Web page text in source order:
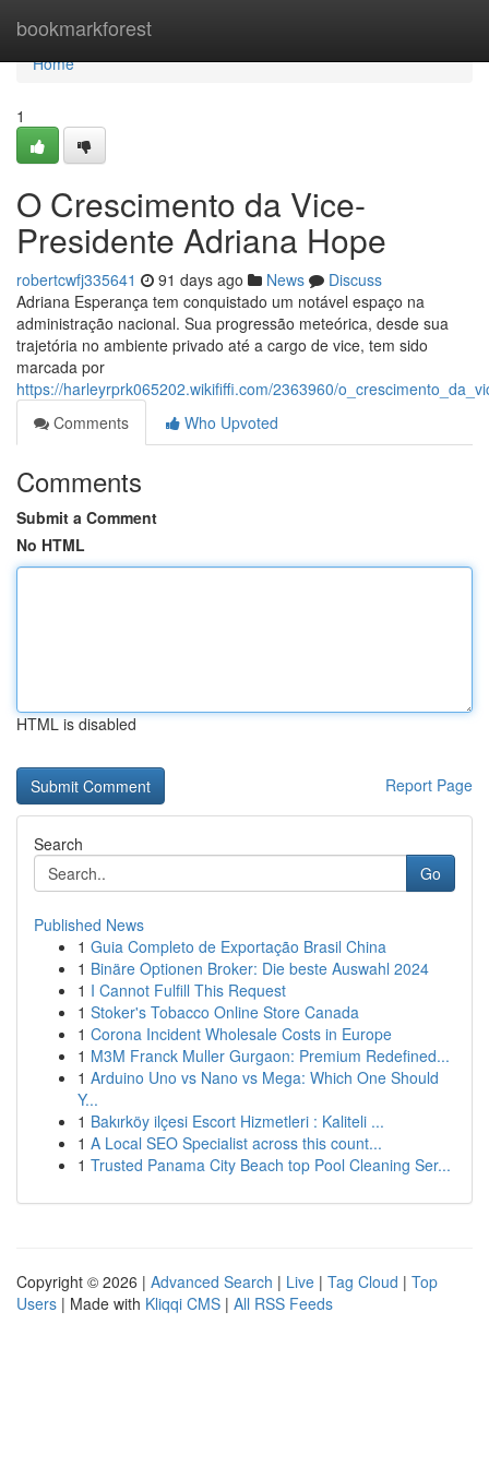
bookmarkforest
Home
Home
1
O Crescimento da Vice-
Presidente Adriana Hope
robertcwfj335641 91 days ago News
Discuss
Adriana Esperança tem conquistado um notável espaço na
administração nacional. Sua progressão meteórica, desde sua
trajetória no ambiente privado até a cargo de vice, tem sido
marcada por
https://harleyrprk065202.wikififfi.com/2363960/
Comments
Who Upvoted
Comments
Submit a Comment
No HTML
HTML is disabled
Report Page
Search
Go
Published News
1 Guia Completo de Exportação Brasil China
1 Binäre Optionen Broker: Die beste Auswahl 2024
1 I Cannot Fulfill This Request
1 Stoker's Tobacco Online Store Canada
1 Corona Incident Wholesale Costs in Europe
1 M3M Franck Muller Gurgaon: Premium Redefined...
1 Arduino Uno vs Nano vs Mega: Which One Should
Y...
1 Bakırköy ilçesi Escort Hizmetleri : Kaliteli ...
1 A Local SEO Specialist across this count...
1 Trusted Panama City Beach top Pool Cleaning Ser...
Copyright © 2026 | Advanced Search | Live | Tag Cloud | Top
Users | Made with Kliqqi CMS | All RSS Feeds